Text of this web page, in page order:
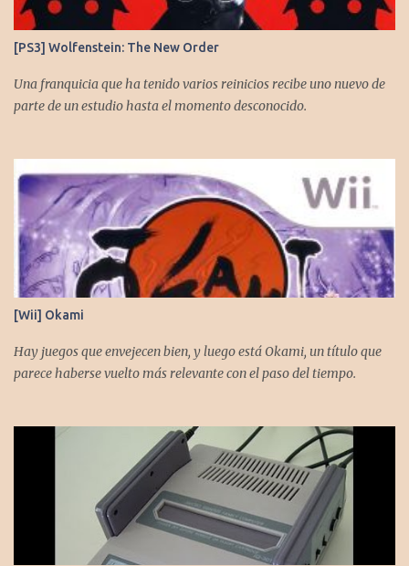
[PS3] Wolfenstein: The New Order
Una franquicia que ha tenido varios reinicios recibe uno nuevo de
parte de un estudio hasta el momento desconocido.
[Wii] Okami
Hay juegos que envejecen bien, y luego está Okami, un título que
parece haberse vuelto más relevante con el paso del tiempo.